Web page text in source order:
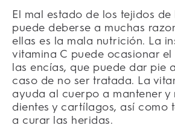
El mal estado de los tejidos de
puede deberse a muchas
ellas es la mala nutrición. La
vitamina C puede ocasionar
las encías, que puede dar pie
caso de no ser tratada. La
ayuda al cuerpo a mantener y
dientes y cartílagos, así como
a curar las heridas.